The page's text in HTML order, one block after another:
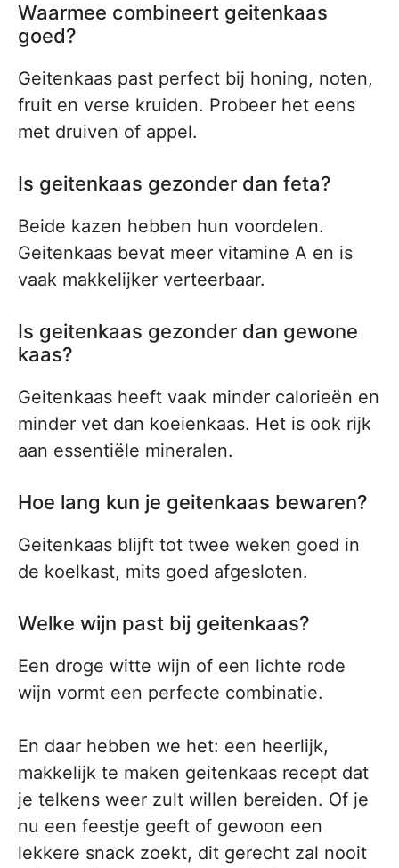
Waarmee combineert geitenkaas
goed?
Geitenkaas past perfect bij honing, noten,
fruit en verse kruiden. Probeer het eens
met druiven of appel.
Is geitenkaas gezonder dan feta?
Beide kazen hebben hun voordelen.
Geitenkaas bevat meer vitamine A en is
vaak makkelijker verteerbaar.
Is geitenkaas gezonder dan gewone
kaas?
Geitenkaas heeft vaak minder calorieën en
minder vet dan koeienkaas. Het is ook rijk
aan essentiële mineralen.
Hoe lang kun je geitenkaas bewaren?
Geitenkaas blijft tot twee weken goed in
de koelkast, mits goed afgesloten.
Welke wijn past bij geitenkaas?
Een droge witte wijn of een lichte rode
wijn vormt een perfecte combinatie.
En daar hebben we het: een heerlijk,
makkelijk te maken geitenkaas recept dat
je telkens weer zult willen bereiden. Of je
nu een feestje geeft of gewoon een
lekkere snack zoekt, dit gerecht zal nooit